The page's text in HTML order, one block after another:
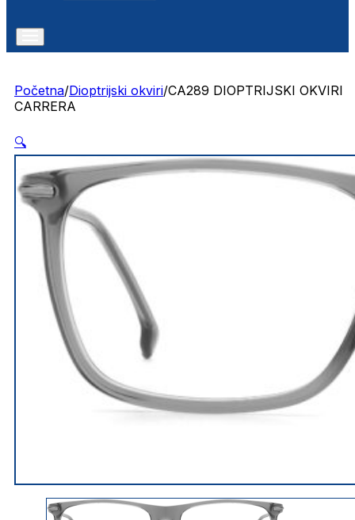
Početna/Dioptrijski okviri/CA289 DIOPTRIJSKI OKVIRI
CARRERA
🔍